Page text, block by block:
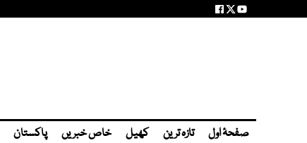
صفحۂ اول تازہ ترین کھیل خاص خبریں پاکستان